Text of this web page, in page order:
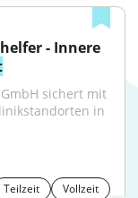
- Innere
sichert mit
Teilzeit Vollzeit